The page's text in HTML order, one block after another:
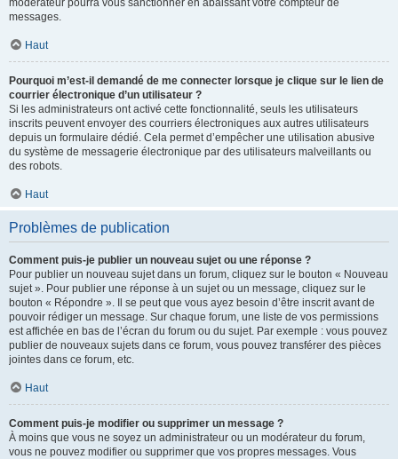
modérateur pourra vous sanctionner en abaissant votre compteur de
messages.
Haut
Pourquoi m’est-il demandé de me connecter lorsque je clique sur le lien de
courrier électronique d’un utilisateur ?
Si les administrateurs ont activé cette fonctionnalité, seuls les utilisateurs
inscrits peuvent envoyer des courriers électroniques aux autres utilisateurs
depuis un formulaire dédié. Cela permet d’empêcher une utilisation abusive
du système de messagerie électronique par des utilisateurs malveillants ou
des robots.
Haut
Problèmes de publication
Comment puis-je publier un nouveau sujet ou une réponse ?
Pour publier un nouveau sujet dans un forum, cliquez sur le bouton « Nouveau
sujet ». Pour publier une réponse à un sujet ou un message, cliquez sur le
bouton « Répondre ». Il se peut que vous ayez besoin d’être inscrit avant de
pouvoir rédiger un message. Sur chaque forum, une liste de vos permissions
est affichée en bas de l’écran du forum ou du sujet. Par exemple : vous pouvez
publier de nouveaux sujets dans ce forum, vous pouvez transférer des pièces
jointes dans ce forum, etc.
Haut
Comment puis-je modifier ou supprimer un message ?
À moins que vous ne soyez un administrateur ou un modérateur du forum,
vous ne pouvez modifier ou supprimer que vos propres messages. Vous